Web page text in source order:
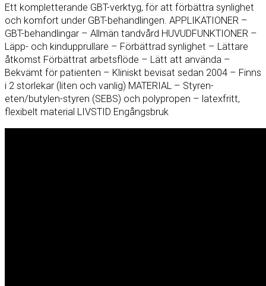
Ett kompletterande GBT-verktyg, för att förbättra synlighet
och komfort under GBT-behandlingen. APPLIKATIONER –
GBT-behandlingar – Allmän tandvård HUVUDFUNKTIONER –
Läpp- och kindupprullare – Förbättrad synlighet – Lättare
åtkomst Förbättrat arbetsflöde – Lätt att använda –
Bekvämt för patienten – Kliniskt bevisat sedan 2004 – Finns
i 2 storlekar (liten och vanlig) MATERIAL – Styren-
eten/butylen-styren (SEBS) och polypropen – latexfritt,
flexibelt material LIVSTID Engångsbruk